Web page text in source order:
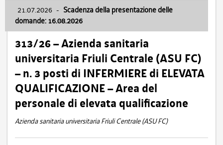
21.07.2026 - Scadenza della presentazione delle
domande: 16.08.2026
313/26 – Azienda sanitaria
universitaria Friuli Centrale (ASU FC)
– n. 3 posti di INFERMIERE di ELEVATA
QUALIFICAZIONE – Area del
personale di elevata qualificazione
Azienda sanitaria universitaria Friuli Centrale (ASU FC)